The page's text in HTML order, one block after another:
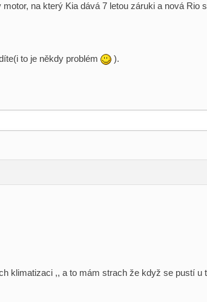
na který Kia dává 7 letou záruki a nová Rio
to je někdy problém
).
klimatizaci ,, a to mám strach že když se pustí u